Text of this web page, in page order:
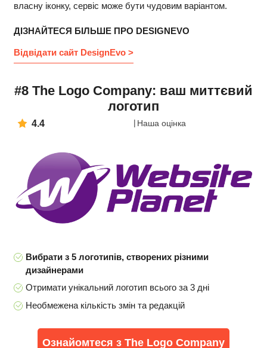
власну іконку, сервіс може бути чудовим варіантом.
ДІЗНАЙТЕСЯ БІЛЬШЕ ПРО DESIGNEVO
Відвідати сайт DesignEvo >
#8 The Logo Company: ваш миттєвий
логотип
4.4 Наша оцінка
Вибрати з 5 логотипів, створених різними
дизайнерами
Отримати унікальний логотип всього за 3 дні
Необмежена кількість змін та редакцій
Ознайомтеся з The Logo Company